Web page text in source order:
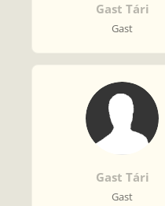
Gast Tári
Gast
Gast Tári
Gast